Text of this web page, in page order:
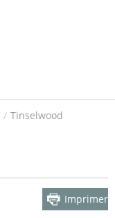
/ Tinselwood
Imprimer